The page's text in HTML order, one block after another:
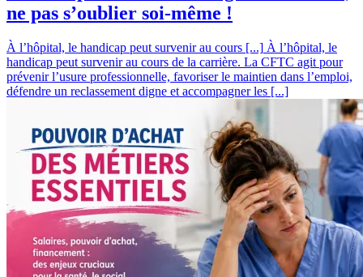
ne pas s’oublier soi-même !
À l’hôpital, le handicap peut survenir au cours [...] À l’hôpital, le
handicap peut survenir au cours de la carrière. La CFTC agit pour
prévenir l’usure professionnelle, favoriser le maintien dans l’emploi,
défendre un reclassement digne et accompagner les [...]